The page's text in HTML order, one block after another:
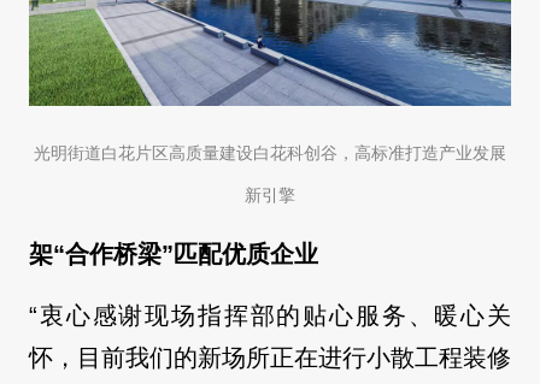
光明街道白花片区高质量建设白花科创谷，高标准打造产业发展
新引擎
架“合作桥梁”匹配优质企业
“衷心感谢现场指挥部的贴心服务、暖心关
怀，目前我们的新场所正在进行小散工程装修